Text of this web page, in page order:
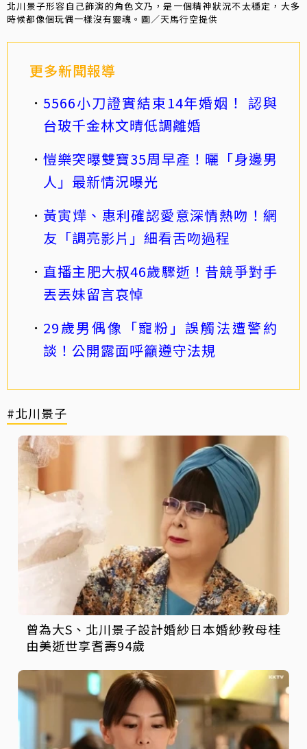
北川景子形容自己飾演的角色文乃，是一個精神狀況不太穩定，大多
時候都像個玩偶一樣沒有靈魂。圖／天馬行空提供
更多新聞報導
5566小刀證實結束14年婚姻！ 認與
台玻千金林文晴低調離婚
愷樂突曝雙寶35周早產！曬「身邊男
人」最新情況曝光
黃寅燁、惠利確認愛意深情熱吻！網
友「調亮影片」細看舌吻過程
直播主肥大叔46歲驟逝！昔競爭對手
丟丟妹留言哀悼
29歲男偶像「寵粉」誤觸法遭警約
談！公開露面呼籲遵守法規
#北川景子
曾為大S、北川景子設計婚紗日本婚紗教母桂
由美逝世享耆壽94歲